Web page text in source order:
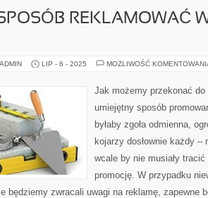
REKLAMOWAĆ
LIP - 6 - 2025 MOŻLIWOŚĆ
Jak możemy przekonać
umiejętny sposób
byłaby zgoła odmienna,
kojarzy dosłownie każdy
wcale by nie musiały
promocję. W przypadku
będziemy zwracali uwagi na reklamę, zapewne